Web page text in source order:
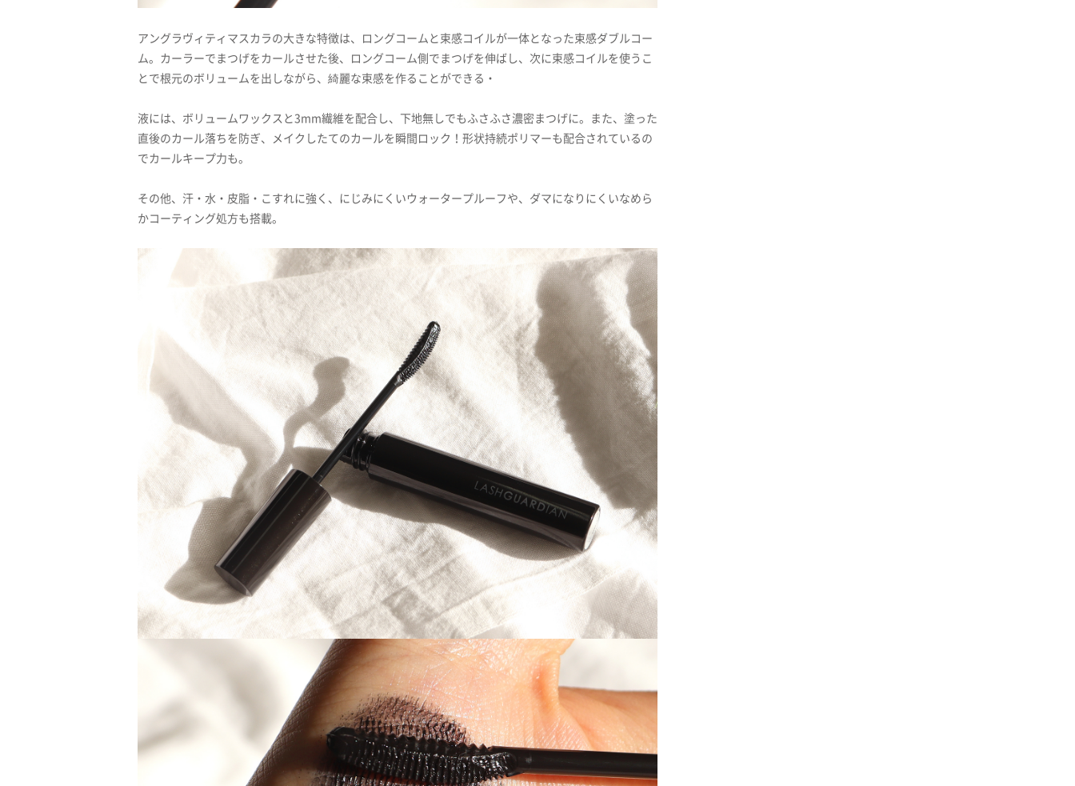
アングラヴィティマスカラの大きな特徴は、ロングコームと束感コイルが一体となった束感ダブルコー
ム。カーラーでまつげをカールさせた後、ロングコーム側でまつげを伸ばし、次に束感コイルを使うこ
とで根元のボリュームを出しながら、綺麗な束感を作ることができる・
液には、ボリュームワックスと3mm繊維を配合し、下地無しでもふさふさ濃密まつげに。また、塗った
直後のカール落ちを防ぎ、メイクしたてのカールを瞬間ロック！形状持続ポリマーも配合されているの
でカールキープ力も。
その他、汗・水・皮脂・こすれに強く、にじみにくいウォータープルーフや、ダマになりにくいなめら
かコーティング処方も搭載。